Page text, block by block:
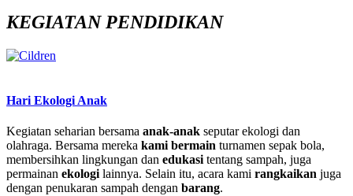
KEGIATAN PENDIDIKAN
Hari Ekologi Anak
Kegiatan seharian bersama anak-anak seputar ekologi dan
olahraga. Bersama mereka kami bermain turnamen sepak bola,
membersihkan lingkungan dan edukasi tentang sampah, juga
permainan ekologi lainnya. Selain itu, acara kami rangkaikan juga
dengan penukaran sampah dengan barang.